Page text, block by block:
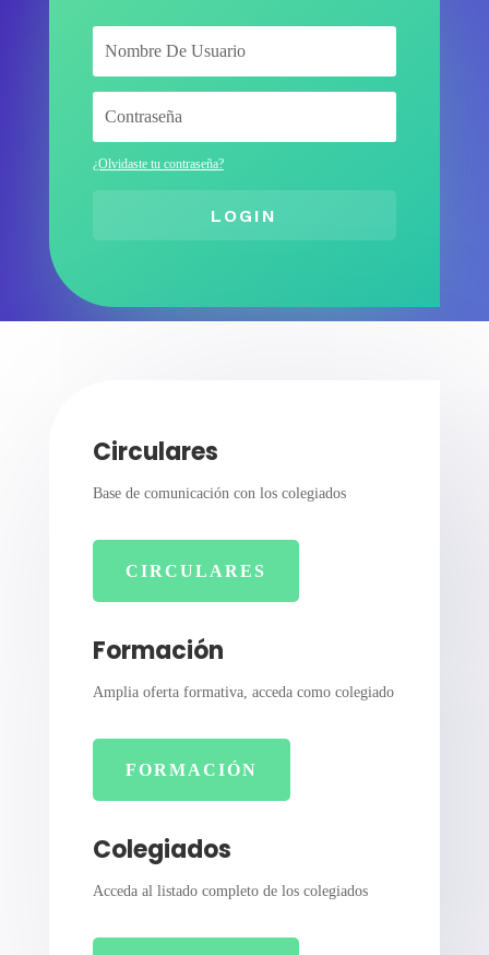
¿Olvidaste tu contraseña?
LOGIN
Circulares
Base de comunicación con los colegiados
CIRCULARES
Formación
Amplia oferta formativa, acceda como colegiado
FORMACIÓN
Colegiados
Acceda al listado completo de los colegiados